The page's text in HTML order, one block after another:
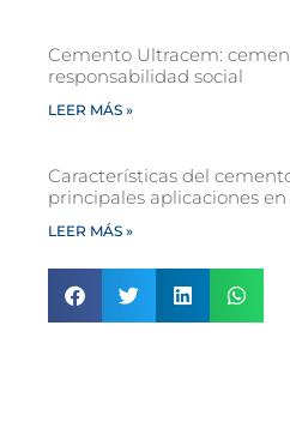
Cemento Ultracem:
responsabilidad social
LEER MÁS »
Características del
principales aplicaciones
LEER MÁS »